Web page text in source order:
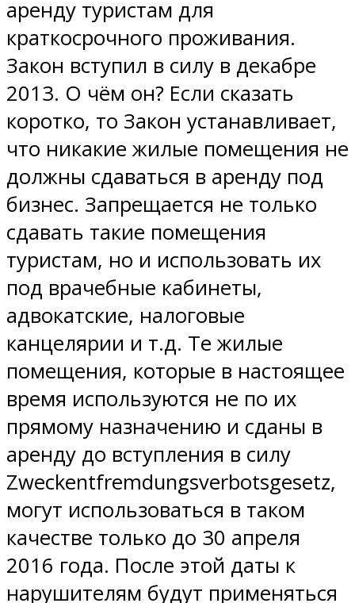
аренду туристам для
краткосрочного проживания.
Закон вступил в силу в декабре
2013. О чём он? Если сказать
коротко, то Закон устанавливает,
что никакие жилые помещения не
должны сдаваться в аренду под
бизнес. Запрещается не только
сдавать такие помещения
туристам, но и использовать их
под врачебные кабинеты,
адвокатские, налоговые
канцелярии и т.д. Те жилые
помещения, которые в настоящее
время используются не по их
прямому назначению и сданы в
аренду до вступления в силу
Zweckentfremdungsverbotsgesetz,
могут использоваться в таком
качестве только до 30 апреля
2016 года. После этой даты к
нарушителям будут применяться